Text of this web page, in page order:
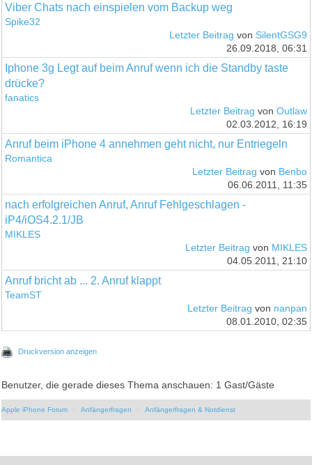
Viber Chats nach einspielen vom Backup weg
Spike32
Letzter Beitrag von SilentGSG9
26.09.2018, 06:31
Iphone 3g Legt auf beim Anruf wenn ich die Standby taste
drücke?
fanatics
Letzter Beitrag von Outlaw
02.03.2012, 16:19
Anruf beim iPhone 4 annehmen geht nicht, nur Entriegeln
Romantica
Letzter Beitrag von Benbo
06.06.2011, 11:35
nach erfolgreichen Anruf, Anruf Fehlgeschlagen -
iP4/iOS4.2.1/JB
MIKLES
Letzter Beitrag von MIKLES
04.05.2011, 21:10
Anruf bricht ab ... 2. Anruf klappt
TeamST
Letzter Beitrag von nanpan
08.01.2010, 02:35
Druckversion anzeigen
Benutzer, die gerade dieses Thema anschauen: 1 Gast/Gäste
Apple iPhone Forum Anfängerfragen Anfängerfragen & Notdienst